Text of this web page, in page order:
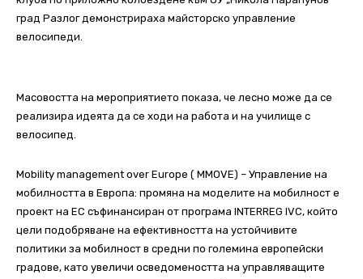
град Разлог демонстрираха майсторско управление
велосипеди.
Масовостта на мероприятието показа, че лесно може да се
реализира идеята да се ходи на работа и на училище с
велосипед.
Mobility management over Europe ( MMOVE) – Управление на
мобилността в Европа: промяна на моделите на мобилност е
проект на ЕС съфинансиран от програма INTERREG IVC, който
цели подобряване на ефективността на устойчивите
политики за мобилност в средни по големина европейски
градове, като увеличи осведомеността на управляващите